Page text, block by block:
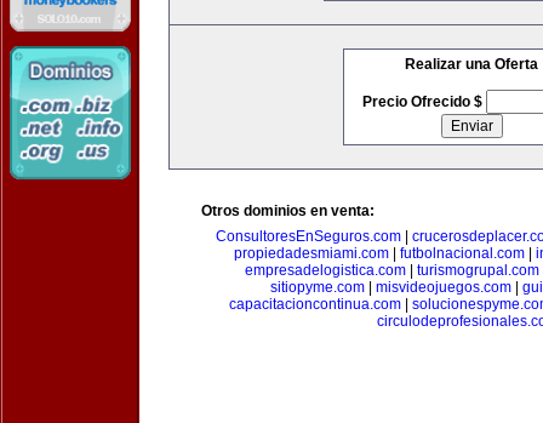
Realizar una Oferta
Precio Ofrecido $
Otros dominios en venta:
ConsultoresEnSeguros.com|
propiedadesmiami.com
futbolnacional.com
empresadelogistica.com| turismogrupal.com
sitiopyme.com
misvideojuegos.com
capacitacioncontinua.com|